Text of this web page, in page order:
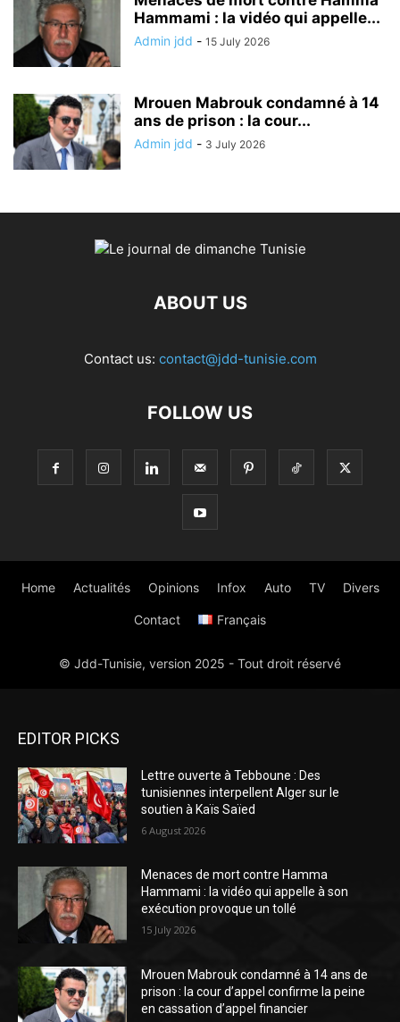
EDITOR PICKS
Lettre ouverte à Tebboune : Des
tunisiennes interpellent Alger sur le
soutien à Kaïs Saïed
6 August 2026
Menaces de mort contre Hamma
Hammami : la vidéo qui appelle à son
exécution provoque un tollé
15 July 2026
Mrouen Mabrouk condamné à 14 ans de
prison : la cour d’appel confirme la peine
en cassation d’appel financier